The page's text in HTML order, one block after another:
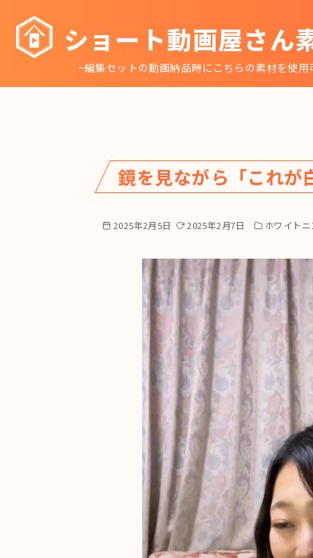
ショート動画屋さん
~編集セットの動画納品時にこちらの素材を使用
鏡を見ながら「これ
2025年2月5日 2025年2月7日 ホワイトニ